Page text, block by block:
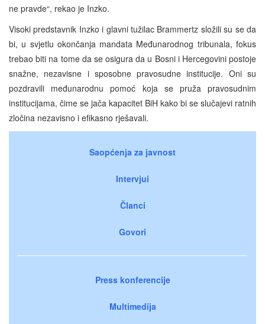
ne pravde“, rekao je Inzko.
Visoki predstavnik Inzko i glavni tužilac Brammertz složili su se da
bi, u svjetlu okončanja mandata Međunarodnog tribunala, fokus
trebao biti na tome da se osigura da u Bosni i Hercegovini postoje
snažne, nezavisne i sposobne pravosudne institucije. Oni su
pozdravili međunarodnu pomoć koja se pruža pravosudnim
institucijama, čime se jača kapacitet BiH kako bi se slučajevi ratnih
zločina nezavisno i efikasno rješavali.
Saopćenja za javnost
Intervjui
Članci
Govori
Press konferencije
Multimedija